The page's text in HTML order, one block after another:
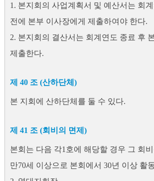
1. 본지회의 사업계획서 및 예산서는 회
전에 본부 이사장에게 제출하여야 한다.
2. 본지회의 결산서는 회계연도 종료 후
제출한다.
제 40 조 (산하단체)
본 지회에 산하단체를 둘 수 있다.
제 41 조 (회비의 면제)
본회는 다음 각1호에 해당할 경우 그 회
만70세 이상으로 본회에서 30년 이상 활